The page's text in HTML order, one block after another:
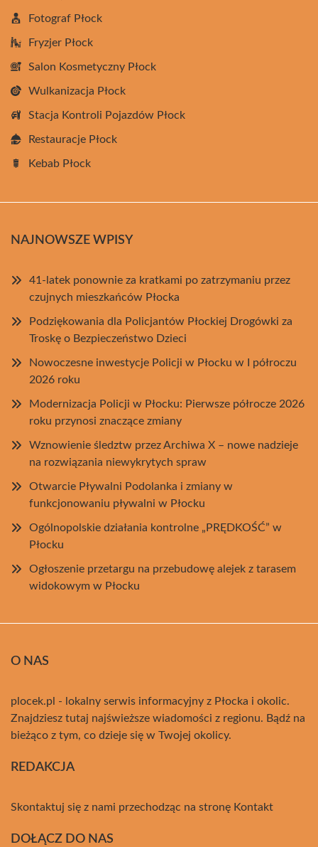
Fotograf Płock
Fryzjer Płock
Salon Kosmetyczny Płock
Wulkanizacja Płock
Stacja Kontroli Pojazdów Płock
Restauracje Płock
Kebab Płock
NAJNOWSZE WPISY
41-latek ponownie za kratkami po zatrzymaniu przez
czujnych mieszkańców Płocka
Podziękowania dla Policjantów Płockiej Drogówki za
Troskę o Bezpieczeństwo Dzieci
Nowoczesne inwestycje Policji w Płocku w I półroczu
2026 roku
Modernizacja Policji w Płocku: Pierwsze półrocze 2026
roku przynosi znaczące zmiany
Wznowienie śledztw przez Archiwa X – nowe nadzieje
na rozwiązania niewykrytych spraw
Otwarcie Pływalni Podolanka i zmiany w
funkcjonowaniu pływalni w Płocku
Ogólnopolskie działania kontrolne „PRĘDKOŚĆ” w
Płocku
Ogłoszenie przetargu na przebudowę alejek z tarasem
widokowym w Płocku
O NAS
plocek.pl - lokalny serwis informacyjny z Płocka i okolic.
Znajdziesz tutaj najświeższe wiadomości z regionu. Bądź na
bieżąco z tym, co dzieje się w Twojej okolicy.
REDAKCJA
Skontaktuj się z nami przechodząc na stronę Kontakt
DOŁĄCZ DO NAS